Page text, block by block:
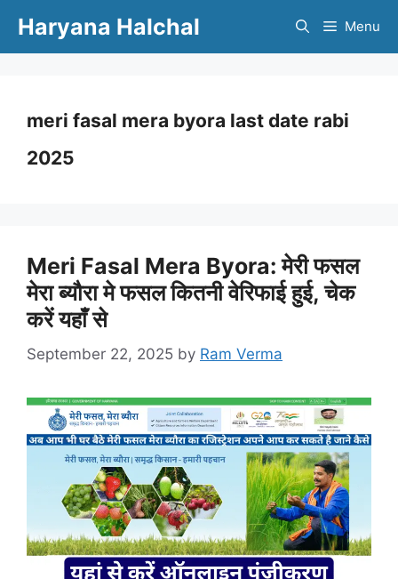
content
Haryana Halchal Menu
meri fasal mera byora last date rabi
2025
Meri Fasal Mera Byora: मेरी फसल
मेरा ब्यौरा मे फसल कितनी वेरिफाई हुई, चेक
करें यहाँ से
September 22, 2025 by Ram Verma